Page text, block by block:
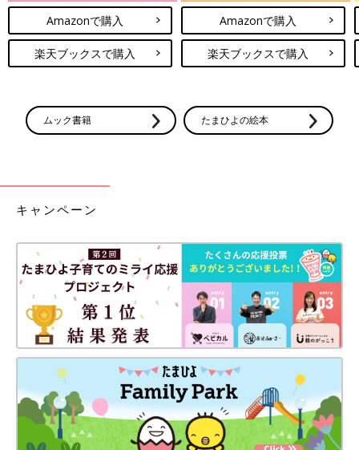
Amazonで購入
楽天ブックスで購入
Amazonで購入
楽天ブックスで購入
ムック書籍 たまひよの絵本
キャンペーン